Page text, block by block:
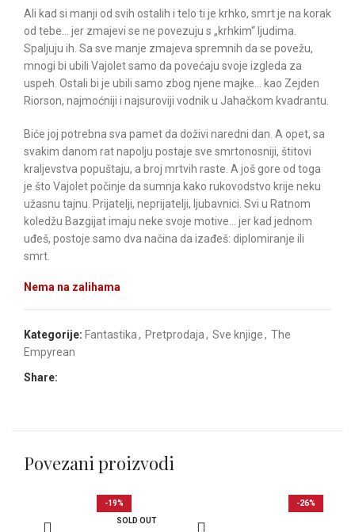
Ali kad si manji od svih ostalih i telo ti je krhko, smrt je na korak
od tebe… jer zmajevi se ne povezuju s „krhkim“ ljudima.
Spaljuju ih. Sa sve manje zmajeva spremnih da se povežu,
mnogi bi ubili Vajolet samo da povećaju svoje izgleda za
uspeh. Ostali bi je ubili samo zbog njene majke… kao Zejden
Riorson, najmoćniji i najsuroviji vodnik u Jahačkom kvadrantu.
Biće joj potrebna sva pamet da doživi naredni dan. A opet, sa
svakim danom rat napolju postaje sve smrtonosniji, štitovi
kraljevstva popuštaju, a broj mrtvih raste. A još gore od toga
je što Vajolet počinje da sumnja kako rukovodstvo krije neku
užasnu tajnu. Prijatelji, neprijatelji, ljubavnici. Svi u Ratnom
koledžu Bazgijat imaju neke svoje motive… jer kad jednom
uđeš, postoje samo dva načina da izađeš: diplomiranje ili
smrt.
Nema na zalihama
Kategorije: Fantastika, Pretprodaja, Sve knjige, The
Empyrean
Share:
Povezani proizvodi
-19%
SOLD OUT
-26%